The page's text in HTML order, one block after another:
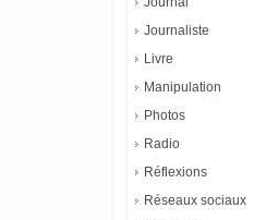
Journaliste
Livre
Manipulation
Photos
Radio
Réflexions
Réseaux sociaux